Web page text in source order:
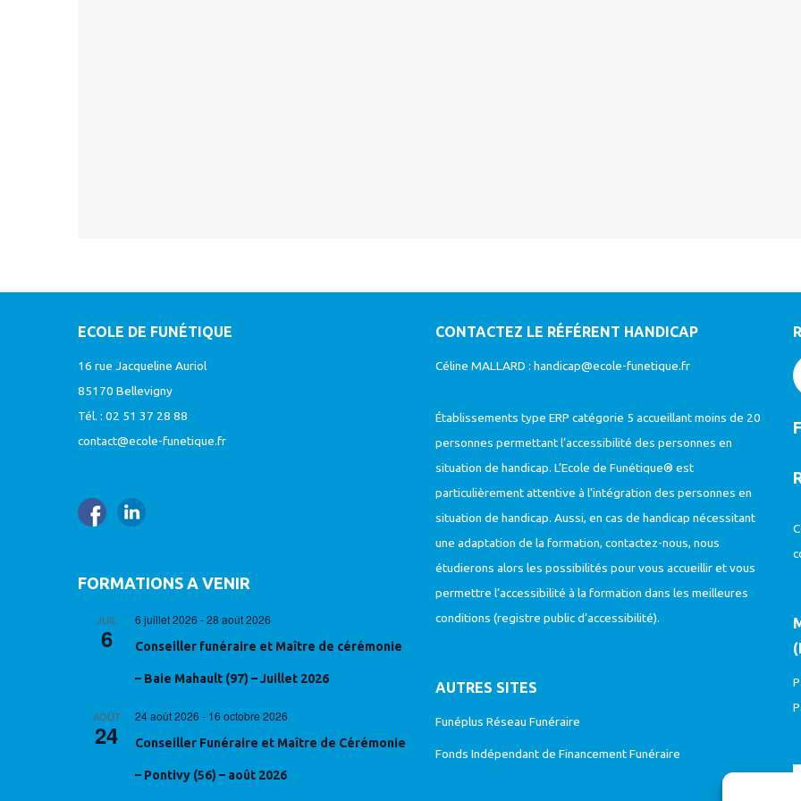
ECOLE DE FUNÉTIQUE
16 rue Jacqueline Auriol
85170 Bellevigny
Tél. : 02 51 37 28 88
contact@ecole-funetique.fr
FORMATIONS A VENIR
JUIL
6
6 juillet 2026 -28 août 2026
Conseiller funéraire et Maître de cérémonie
– Baie Mahault (97) – Juillet 2026
AOÛT
24
24 août 2026 - 16 octobre 2026
Conseiller Funéraire et Maître de Cérémonie
– Pontivy (56) – août 2026
CONTACTEZ LE RÉFÉRENT HANDICAP
Céline MALLARD : handicap@ecole-funetique.fr
Établissements type ERP catégorie 5 accueillant moins de 20
personnes permettant l’accessibilité des personnes en
situation de handicap. L’Ecole de Funétique® est
particulièrement attentive à l’intégration des personnes en
situation de handicap. Aussi, en cas de handicap nécessitant
une adaptation de la formation, contactez-nous, nous
étudierons alors les possibilités pour vous accueillir et vous
permettre l’accessibilité à la formation dans les meilleures
conditions (registre public d’accessibilité).
AUTRES SITES
Funéplus Réseau Funéraire
Fonds Indépendant de Financement Funéraire